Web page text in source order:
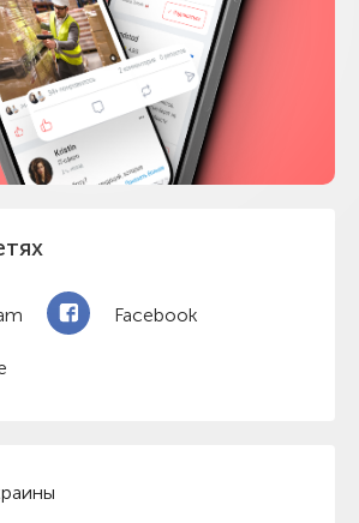
Facebook